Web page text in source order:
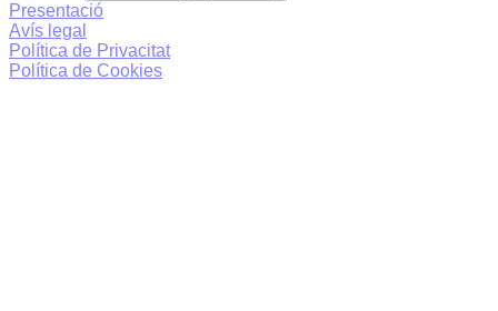
Presentació
Avís legal
Política de Privacitat
Política de Cookies